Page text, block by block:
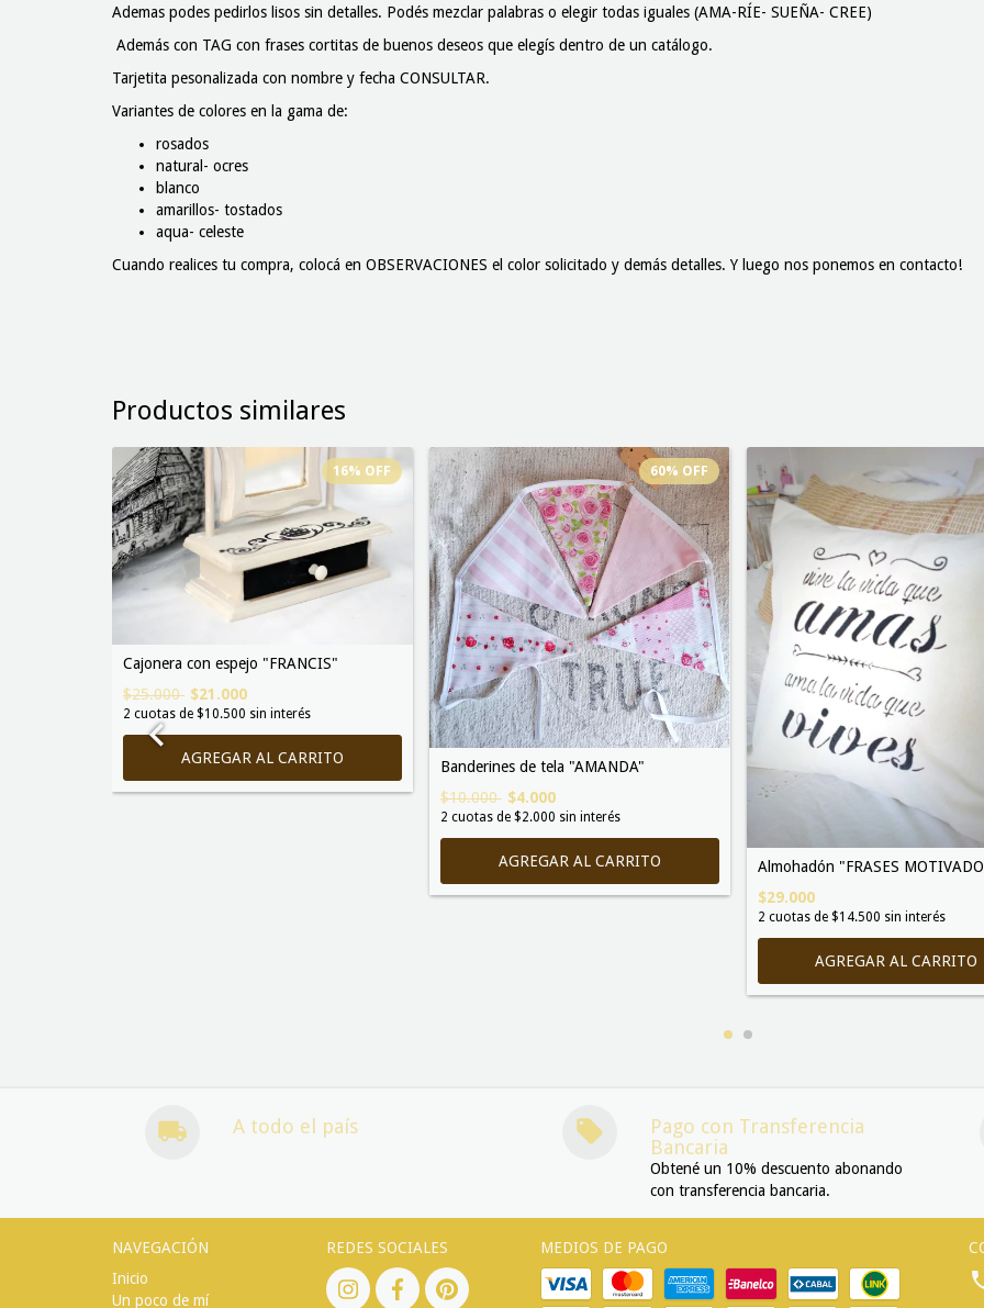
Ademas podes pedirlos lisos sin detalles. Podés mezclar palabras o elegir todas iguales (AMA-RÍE- SUEÑA- CREE)
Además con TAG con frases cortitas de buenos deseos que elegís dentro de un catálogo.
Tarjetita pesonalizada con nombre y fecha CONSULTAR.
Variantes de colores en la gama de:
rosados
natural- ocres
blanco
amarillos- tostados
aqua- celeste
Cuando realices tu compra, colocá en OBSERVACIONES el color solicitado y demás detalles. Y luego nos ponemos en contacto!
Productos similares
16% OFF
Cajonera con espejo "FRANCIS"
$25.000 $21.000
2 cuotas de $10.500 sin interés
60% OFF
Banderines de tela "AMANDA"
$10.000 $4.000
2 cuotas de $2.000 sin interés
AGREGAR AL CARRITO
Almohadón "FRASES
$29.000
2 cuotas de $14.500 sin interés
AGREGAR AL CARRITO
A todo el país
Pago con Transferencia
Bancaria
Obtené un 10% descuento abonando
con transferencia bancaria.
NAVEGACIÓN
Inicio
Un poco de mí
REDES SOCIALES MEDIOS DE PAGO